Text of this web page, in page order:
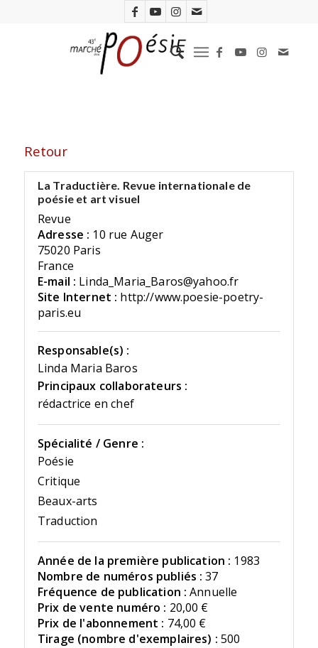
Retour
La Traductière. Revue internationale de
poésie et art visuel
Revue
Adresse : 10 rue Auger
75020 Paris
France
E-mail : Linda_Maria_Baros@yahoo.fr
Site Internet : http://www.poesie-poetry-
paris.eu
Responsable(s) :
Linda Maria Baros
Principaux collaborateurs :
rédactrice en chef
Spécialité / Genre :
Poésie
Critique
Beaux-arts
Traduction
Année de la première publication : 1983
Nombre de numéros publiés : 37
Fréquence de publication : Annuelle
Prix de vente numéro : 20,00 €
Prix de l'abonnement : 74,00 €
Tirage (nombre d'exemplaires) : 500